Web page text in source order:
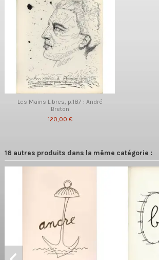
Les Mains Libres, p.187 : André
Breton
120,00 €
16 autres produits dans la même catégorie :